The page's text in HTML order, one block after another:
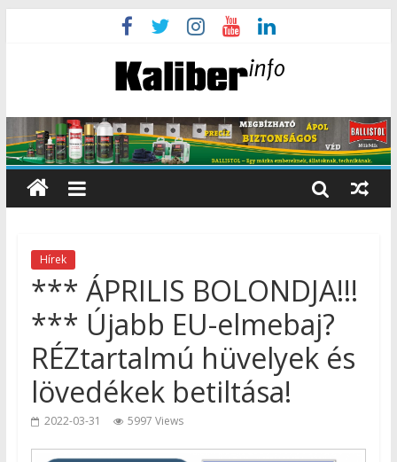
Hírek
*** ÁPRILIS BOLONDJA!!!
*** Újabb EU-elmebaj?
RÉZtartalmú hüvelyek és
lövedékek betiltása!
2022-03-31 5997 Views